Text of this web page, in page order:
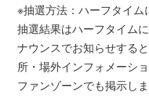
※抽選方法：ハーフタイム
抽選結果はハーフタイム
ナウンスでお知らせする
所・場外インフォメーシ
ファンゾーンでも掲示しま